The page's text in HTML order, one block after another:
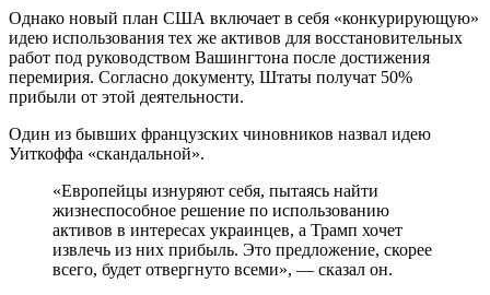
Однако новый план США включает в себя «конкурирующую»
идею использования тех же активов для восстановительных
работ под руководством Вашингтона после достижения
перемирия. Согласно документу, Штаты получат 50%
прибыли от этой деятельности.
Один из бывших французских чиновников назвал идею
Уиткоффа «скандальной».
«Европейцы изнуряют себя, пытаясь найти
жизнеспособное решение по использованию
активов в интересах украинцев, а Трамп хочет
извлечь из них прибыль. Это предложение, скорее
всего, будет отвергнуто всеми», — сказал он.